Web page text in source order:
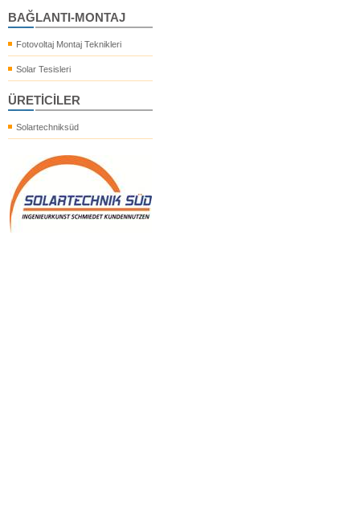
BAĞLANTI-MONTAJ
Fotovoltaj Montaj Teknikleri
Solar Tesisleri
ÜRETİCİLER
Solartechniksüd